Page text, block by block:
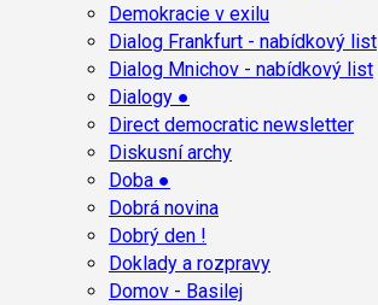
Demokracie v exilu
Dialog Frankfurt - nabídkový list
Dialog Mnichov - nabídkový list
Dialogy ●
Direct democratic newsletter
Diskusní archy
Doba ●
Dobrá novina
Dobrý den !
Doklady a rozpravy
Domov - Basilej